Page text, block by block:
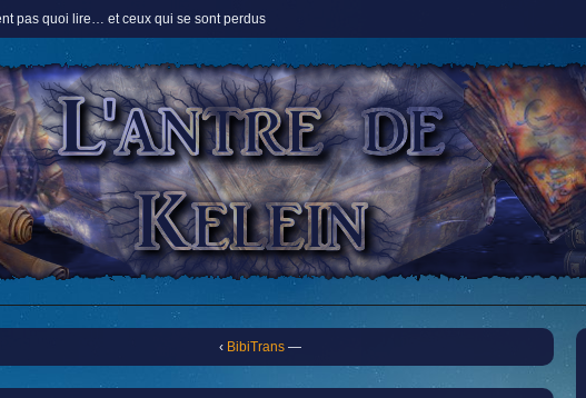
pas quoi lire… et ceux qui se sont perdus
‹ BibiTrans —